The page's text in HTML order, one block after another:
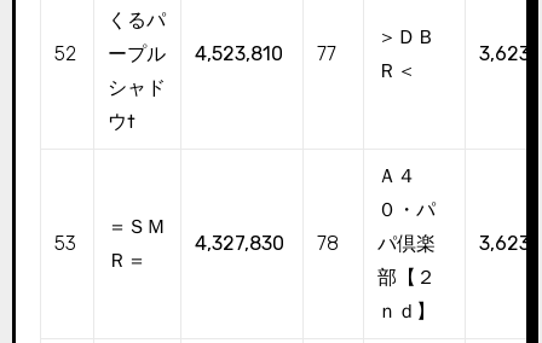
52
くるパ
ープル
シャド
ウ†
4,523,810 77
＞ＤＢ
Ｒ＜
53
＝ＳＭ
Ｒ＝
4,327,830 78
Ａ４
０・パ
パ倶楽
部【２
ｎｄ】